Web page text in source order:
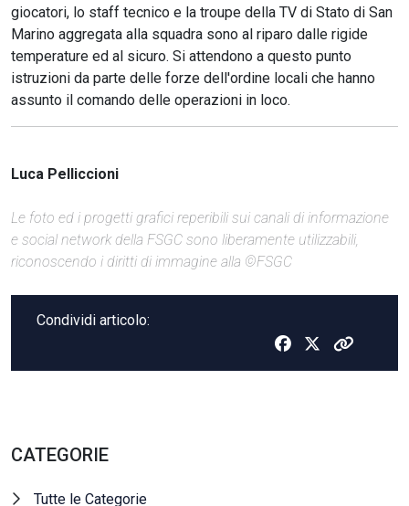
giocatori, lo staff tecnico e la troupe della TV di Stato di San
Marino aggregata alla squadra sono al riparo dalle rigide
temperature ed al sicuro. Si attendono a questo punto
istruzioni da parte delle forze dell'ordine locali che hanno
assunto il comando delle operazioni in loco.
Luca Pelliccioni
Le foto ed i progetti grafici reperibili sui canali di informazione
e social network della FSGC sono liberamente utilizzabili,
riconoscendo i diritti di immagine alla ©FSGC
Condividi articolo:
CATEGORIE
Tutte le Categorie